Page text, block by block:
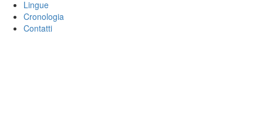
Lingue
Cronologia
Contatti